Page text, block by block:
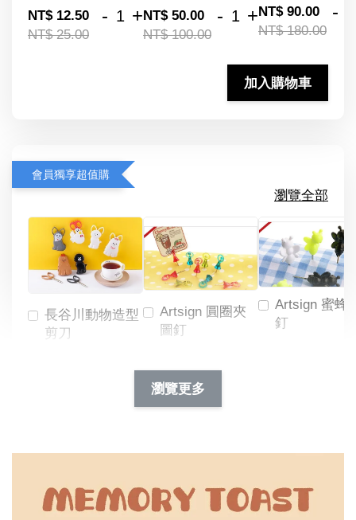
NT$ 12.50
NT$ 25.00
- +NT$ 50.00
NT$ 100.00
- +NT$ 90.00
NT$ 180.00
-
加入購物車
會員獨享超值購
瀏覽全部
長谷川動物造型
剪刀
Artsign 圓圈夾
圖釘
NT$ 19.00
NT$ 66.00
Artsign 蜜蜂
釘
加入購物車
瀏覽更多